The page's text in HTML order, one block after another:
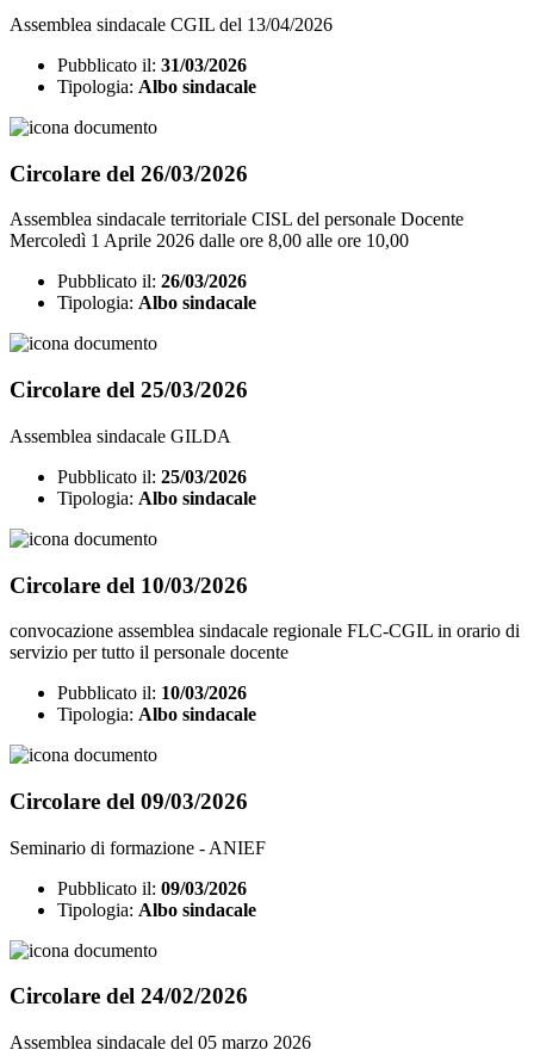
Assemblea sindacale CGIL del 13/04/2026
Pubblicato il: 31/03/2026
Tipologia: Albo sindacale
Circolare del 26/03/2026
Assemblea sindacale territoriale CISL del personale Docente
Mercoledì 1 Aprile 2026 dalle ore 8,00 alle ore 10,00
Pubblicato il: 26/03/2026
Tipologia: Albo sindacale
Circolare del 25/03/2026
Assemblea sindacale GILDA
Pubblicato il: 25/03/2026
Tipologia: Albo sindacale
Circolare del 10/03/2026
convocazione assemblea sindacale regionale FLC-CGIL in orario di
servizio per tutto il personale docente
Pubblicato il: 10/03/2026
Tipologia: Albo sindacale
Circolare del 09/03/2026
Seminario di formazione - ANIEF
Pubblicato il: 09/03/2026
Tipologia: Albo sindacale
Circolare del 24/02/2026
Assemblea sindacale del 05 marzo 2026